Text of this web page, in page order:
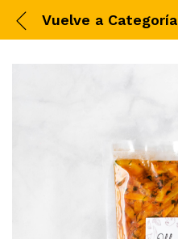
Vuelve aCategoría